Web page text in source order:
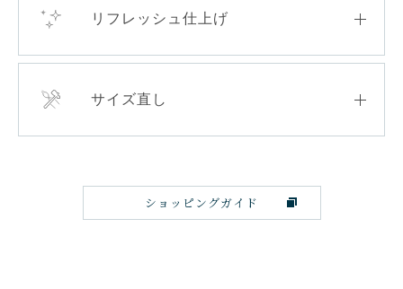
リフレッシュ仕上げ
サイズ直し
ショッピングガイド